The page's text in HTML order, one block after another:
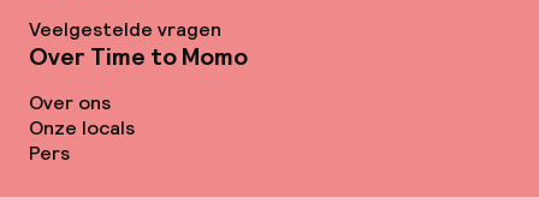
Veelgestelde vragen
Over Time to Momo
Over ons
Onze locals
Pers